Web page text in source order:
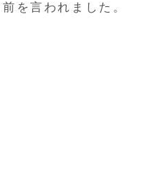
を言われました。